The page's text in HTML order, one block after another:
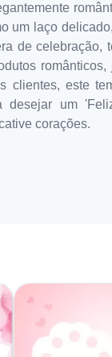
um laço
de celebração,
românticos,
clientes, este
desejar um
corações.